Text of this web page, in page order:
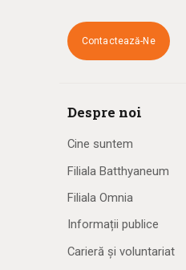
Contactează-Ne
Despre noi
Cine suntem
Filiala Batthyaneum
Filiala Omnia
Informații publice
Carieră și voluntariat